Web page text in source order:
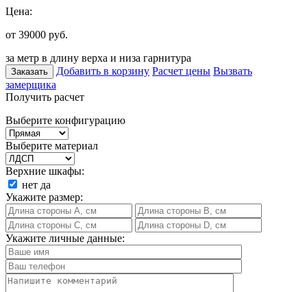
Цена:
от 39000 руб.
за метр в длину верха и низа гарнитура
Заказать Добавить в корзину Расчет цены Вызвать
замерщика
Получить расчет
Выберите конфигурацию
Выберите материал
Верхние шкафы:
нет да
Укажите размер:
Укажите личные данные: